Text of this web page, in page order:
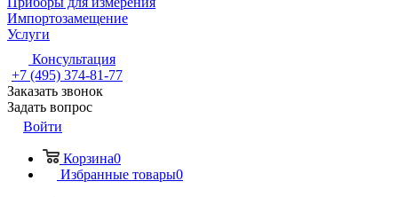
Импортозамещение
Услуги
Консультация
+7 (495) 374-81-77
Заказать звонок
Задать вопрос
Войти
Корзина0
Избранные товары0